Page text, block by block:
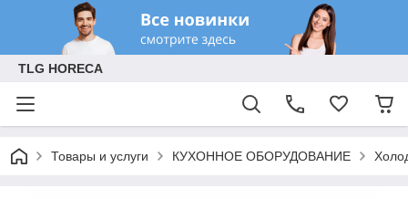
TLG HORECA
Товары и услуги КУХОННОЕ ОБОРУДОВАНИЕ